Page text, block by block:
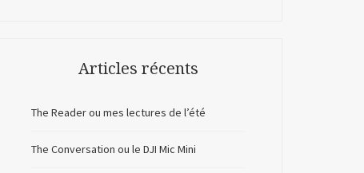
Articles récents
The Reader ou mes lectures de l’été
The Conversation ou le DJI Mic Mini